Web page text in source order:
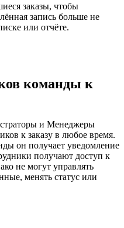
заказы, чтобы
запись больше не
или отчёте.
команды к
и Менеджеры
к заказу в любое время.
он получает уведомление
получают доступ к
не могут управлять
менять статус или